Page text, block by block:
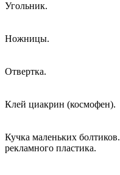
Угольник.
Ножницы.
Отвертка.
Клей циакрин (космофен).
Кучка маленьких
рекламного пластика.